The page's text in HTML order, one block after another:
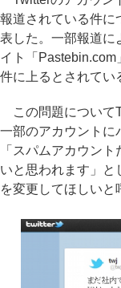
報道されている件に
表した。一部報道に
イト「
件に上るとされてい
この問題について
一部のアカウントに
「スパムアカウン
いと思われます」と
を変更してほしいと